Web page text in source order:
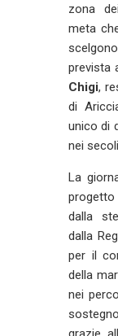
zona
meta
prevista
Chigi,
di
unico di
nei
La
progetto
dalla
dalla
per il
della
nei